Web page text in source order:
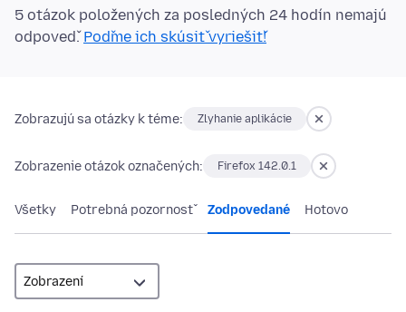
5 otázok položených za posledných 24 hodín nemajú
odpoveď.Poďme ich skúsiť vyriešiť!
Zobrazujú sa otázky k téme: Zlyhanie aplikácie
Zobrazenie otázok označených: Firefox 142.0.1
Všetky Potrebná pozornosť Zodpovedané Hotovo